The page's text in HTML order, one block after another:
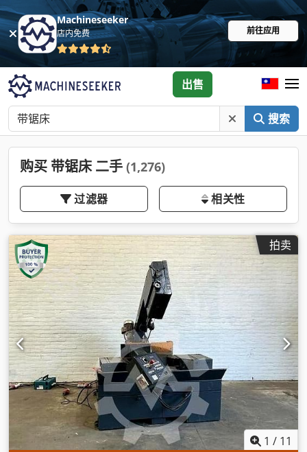
Machineseeker
店内免费 前往应用
搜索
出售
购买 带锯床 二手 (1,276)
过滤器 相关性
拍卖
1 / 11